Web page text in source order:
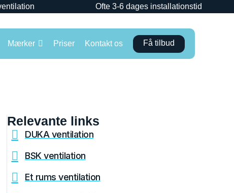
Ofte 3-6 dages installationstid
Mærker Priser Kontakt os Få tilbud
Relevante links
DUKA ventilation
BSK ventilation
Et rums ventilation